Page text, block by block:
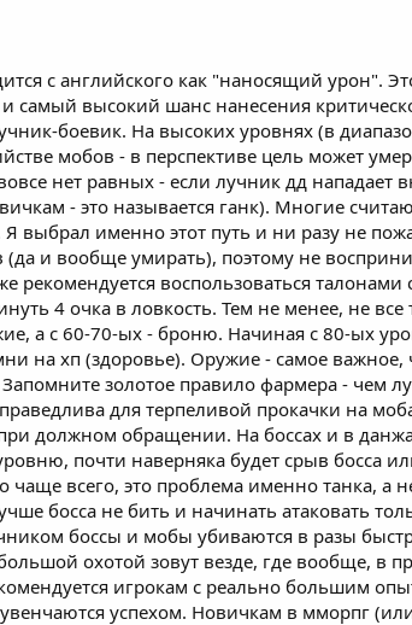
с английского как "наносящий урон".
высокий шанс нанесения
боевик. На высоких уровнях (в
мобов - в перспективе цель может
нет равных - если лучник дд нападает
- это называется ганк). Многие
Я выбрал именно этот путь и ни разу не
и вообще умирать), поэтому не
рекомендуется воспользоваться талонами
4 очка в ловкость. Тем не менее, не все
а с 60-70-ых - броню. Начиная с 80-ых
на хп (здоровье). Оружие - самое важное,
золотое правило фармера - чем
для терпеливой прокачки на
должном обращении. На боссах и в
почти наверняка будет срыв босса
чаще всего, это проблема именно танка, а
босса не бить и начинать атаковать
боссы и мобы убиваются в разы
охотой зовут везде, где вообще, в
игрокам с реально большим
успехом. Новичкам в мморпг